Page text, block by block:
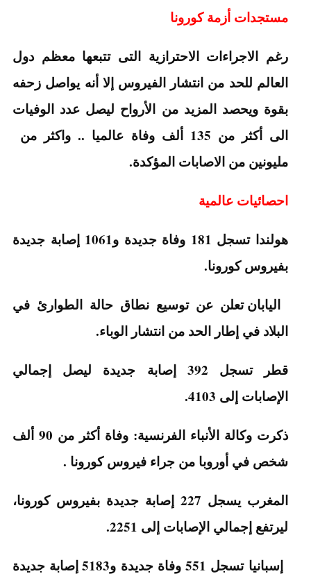
مستجدات أزمة كورونا
رغم الاجراءات الاحترازية التى تتبعها معظم دول
العالم للحد من انتشار الفيروس إلا أنه يواصل زحفه
بقوة ويحصد المزيد من الأرواح ليصل عدد الوفيات
الى أكثر من 135 ألف وفاة عالميا .. واكثر من
مليونين من الاصابات المؤكدة.
احصائيات عالمية
هولندا تسجل 181 وفاة جديدة و1061 إصابة جديدة
بفيروس كورونا.
اليابان تعلن عن توسيع نطاق حالة الطوارئ في
البلاد في إطار الحد من انتشار الوباء.
قطر تسجل 392 إصابة جديدة ليصل إجمالي
الإصابات إلى 4103.
ذكرت وكالة الأنباء الفرنسية: وفاة أكثر من 90 ألف
شخص في أوروبا من جراء فيروس كورونا .
المغرب يسجل 227 إصابة جديدة بفيروس كورونا،
ليرتفع إجمالي الإصابات إلى 2251.
إسبانيا تسجل 551 وفاة جديدة و5183 إصابة جديدة